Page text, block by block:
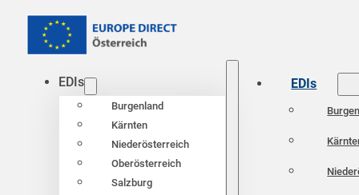
EDIs
Burgenland
Kärnten
Niederösterreich
Oberösterreich
Salzburg
EDIs